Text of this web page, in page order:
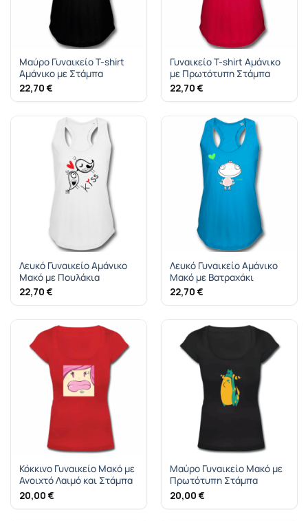
Μαύρο Γυναικείο T-shirt
Αμάνικο με Στάμπα
22,70 €
Γυναικείο T-shirt Αμάνικο
με Πρωτότυπη Στάμπα
22,70 €
Λευκό Γυναικείο Αμάνικο
Μακό με Πουλάκια
22,70 €
Λευκό Γυναικείο Αμάνικο
Μακό με Βατραχάκι
22,70 €
Κόκκινο Γυναικείο Μακό με
Ανοιχτό Λαιμό και Στάμπα
20,00 €
Μαύρο Γυναικείο Μακό με
Πρωτότυπη Στάμπα
20,00 €